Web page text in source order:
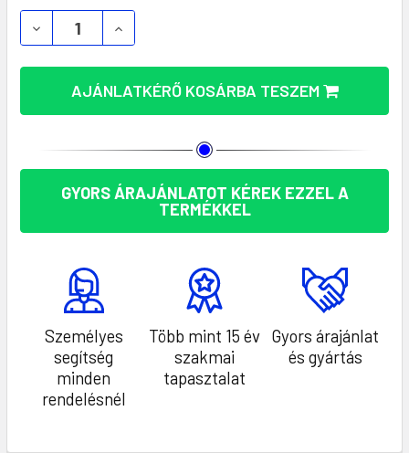
PRAKTIKUS VARRÓ KÉSZLET BÁDOGDOBOZBAN -
PRAKTIKUS VARRÓ KÉSZLET
AJÁNLATKÉRŐ KOSÁRBA TESZEM
GYORS ÁRAJÁNLATOT KÉREK EZZEL A
TERMÉKKEL
Személyes
segítség
minden
rendelésnél
Több mint 15 év
szakmai
tapasztalat
Gyors árajánlat
és gyártás